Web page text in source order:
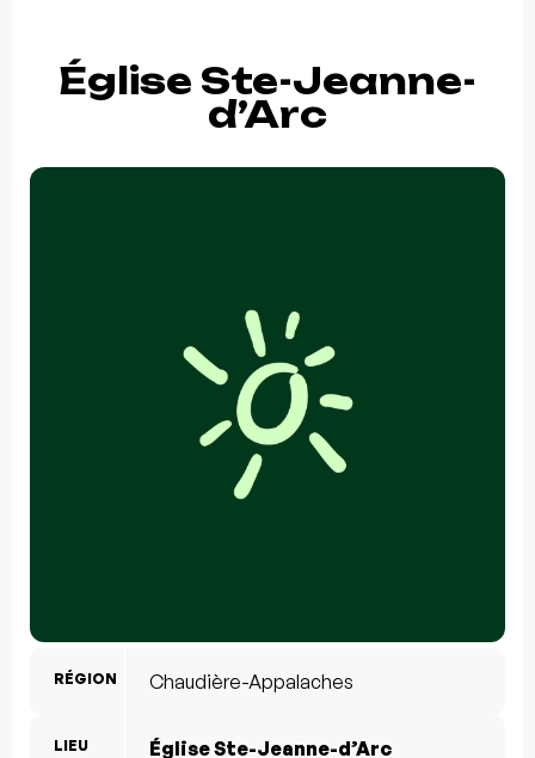
Église Ste-Jeanne-
d’Arc
RÉGION Chaudière-Appalaches
LIEU
Église Ste-Jeanne-d’Arc